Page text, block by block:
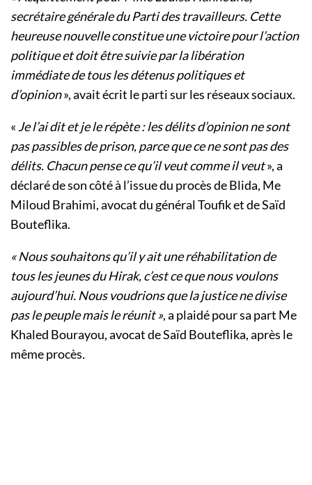
secrétaire générale du Parti des travailleurs. Cette
heureuse nouvelle constitue une victoire pour l’action
politique et doit être suivie par la libération
immédiate de tous les détenus politiques et
d’opinion», avait écrit le parti sur les réseaux sociaux.
« Je l’ai dit et je le répète : les délits d’opinion ne sont
pas passibles de prison, parce que ce ne sont pas des
délits. Chacun pense ce qu’il veut comme il veut», a
déclaré de son côté à l’issue du procès de Blida, Me
Miloud Brahimi, avocat du général Toufik et de Saïd
Bouteflika.
« Nous souhaitons qu’il y ait une réhabilitation de
tous les jeunes du Hirak, c’est ce que nous voulons
aujourd’hui. Nous voudrions que la justice ne divise
pas le peuple mais le réunit », a plaidé pour sa part Me
Khaled Bourayou, avocat de Saïd Bouteflika, après le
même procès.